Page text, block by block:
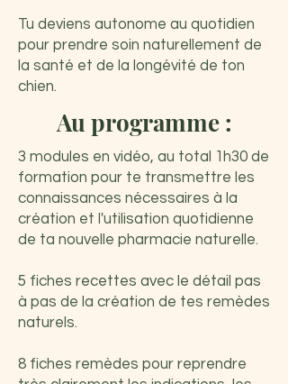
Tu deviens autonome au quotidien
pour prendre soin naturellement de
la santé et de la longévité de ton
chien.
Au programme :
3 modules en vidéo, au total 1h30 de
formation pour te transmettre les
connaissances nécessaires à la
création et l'utilisation quotidienne
de ta nouvelle pharmacie naturelle.
5 fiches recettes avec le détail pas
à pas de la création de tes remèdes
naturels.
8 fiches remèdes pour reprendre